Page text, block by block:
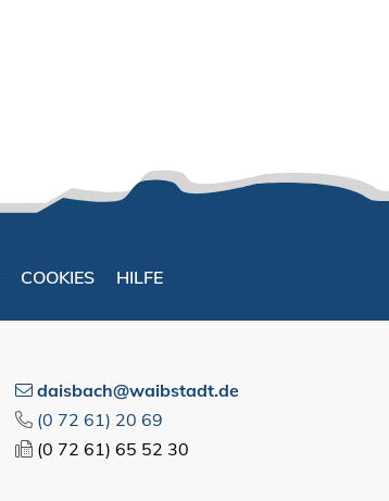
COOKIES HILFE
daisbach@waibstadt.de
(0 72 61) 20 69
(0 72 61) 65 52 30